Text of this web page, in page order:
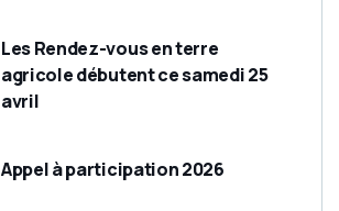
Les Rendez-vous en terre
agricole débutent ce samedi 25
avril
Appel à participation 2026